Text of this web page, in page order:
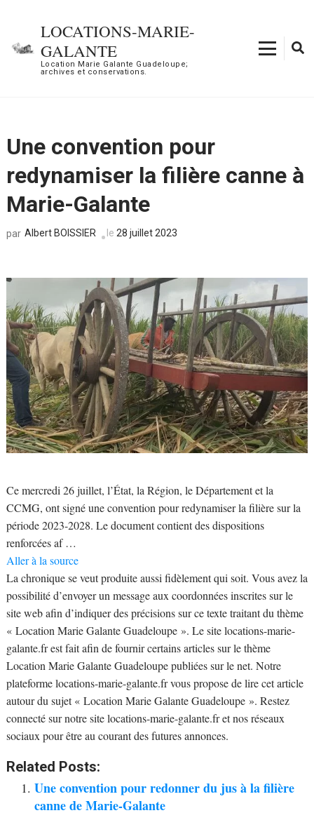
contenu
LOCATIONS-MARIE-
GALANTE
Location Marie Galante Guadeloupe;
archives et conservations.
Une convention pour
redynamiser la filière canne à
Marie-Galante
par Albert BOISSIER le 28 juillet 2023
Ce mercredi 26 juillet, l’État, la Région, le Département et la
CCMG, ont signé une convention pour redynamiser la filière sur la
période 2023-2028. Le document contient des dispositions
renforcées af …
Aller à la source
La chronique se veut produite aussi fidèlement qui soit. Vous avez la
possibilité d’envoyer un message aux coordonnées inscrites sur le
site web afin d’indiquer des précisions sur ce texte traitant du thème
« Location Marie Galante Guadeloupe ». Le site locations-marie-
galante.fr est fait afin de fournir certains articles sur le thème
Location Marie Galante Guadeloupe publiées sur le net. Notre
plateforme locations-marie-galante.fr vous propose de lire cet article
autour du sujet « Location Marie Galante Guadeloupe ». Restez
connecté sur notre site locations-marie-galante.fr et nos réseaux
sociaux pour être au courant des futures annonces.
Related Posts:
Une convention pour redonner du jus à la filière
canne de Marie-Galante